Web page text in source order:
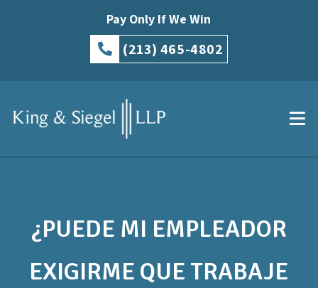
Pay Only If We Win
(213) 465-4802
¿PUEDE MI EMPLEADOR
EXIGIRME QUE TRABAJE